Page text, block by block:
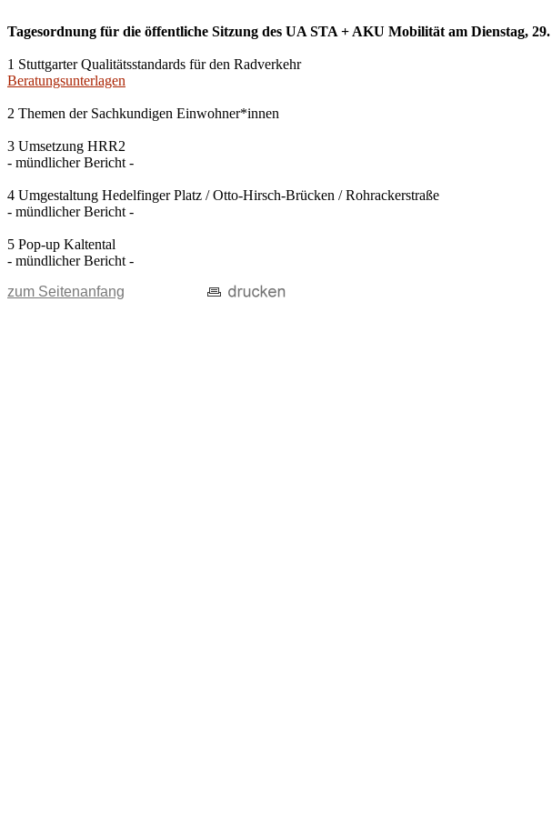
Tagesordnung für die öffentliche Sitzung des UA STA + AKU Mobilität am Dienstag,
1 Stuttgarter Qualitätsstandards für den Radverkehr
Beratungsunterlagen
2 Themen der Sachkundigen Einwohner*innen
3 Umsetzung HRR2
- mündlicher Bericht -
4 Umgestaltung Hedelfinger Platz / Otto-Hirsch-Brücken / Rohrackerstraße
- mündlicher Bericht -
5 Pop-up Kaltental
- mündlicher Bericht -
zum Seitenanfang